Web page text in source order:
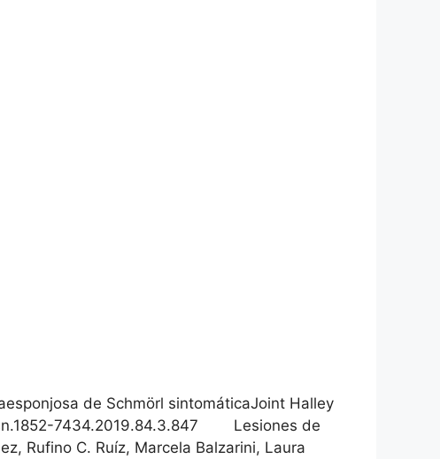
de Schmörl sintomáticaJoint Halley
7434.2019.84.3.847 Lesiones de
Rufino C. Ruíz, Marcela Balzarini, Laura